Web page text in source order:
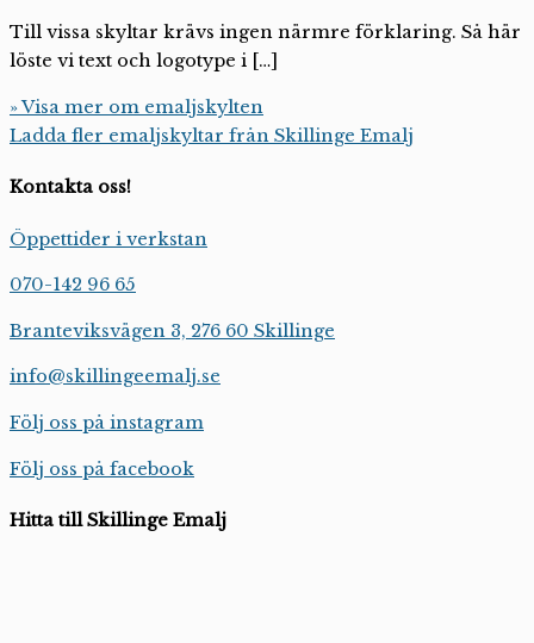
Till vissa skyltar krävs ingen närmre förklaring. Så här
löste vi text och logotype i […]
» Visa mer om emaljskylten
Ladda fler emaljskyltar från Skillinge Emalj
Kontakta oss!
Öppettider i verkstan
070-142 96 65
Branteviksvägen 3, 276 60 Skillinge
info@skillingeemalj.se
Följ oss på instagram
Följ oss på facebook
Hitta till Skillinge Emalj